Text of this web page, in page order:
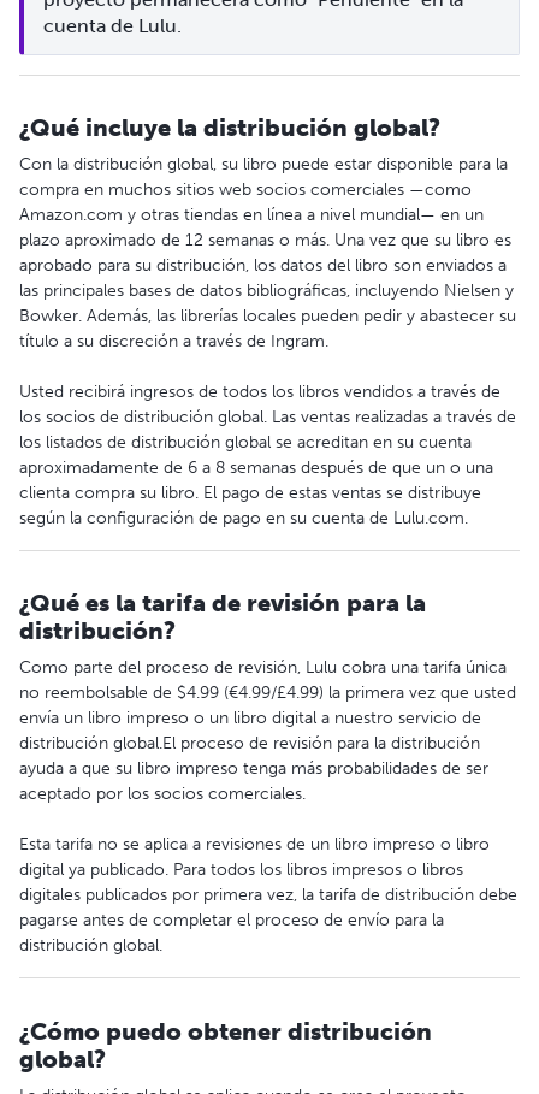
cuenta de Lulu.
¿Qué incluye la distribución global?
Con la distribución global, su libro puede estar disponible para la
compra en muchos sitios web socios comerciales —como
Amazon.com y otras tiendas en línea a nivel mundial— en un
plazo aproximado de 12 semanas o más. Una vez que su libro es
aprobado para su distribución, los datos del libro son enviados a
las principales bases de datos bibliográficas, incluyendo Nielsen y
Bowker. Además, las librerías locales pueden pedir y abastecer su
título a su discreción a través de Ingram.
Usted recibirá ingresos de todos los libros vendidos a través de
los socios de distribución global. Las ventas realizadas a través de
los listados de distribución global se acreditan en su cuenta
aproximadamente de 6 a 8 semanas después de que un o una
clienta compra su libro. El pago de estas ventas se distribuye
según la configuración de pago en su cuenta de Lulu.com.
¿Qué es la tarifa de revisión para la
distribución?
Como parte del proceso de revisión, Lulu cobra una tarifa única
no reembolsable de $4.99 (€4.99/£4.99) la primera vez que usted
envía un libro impreso o un libro digital a nuestro servicio de
distribución global.El proceso de revisión para la distribución
ayuda a que su libro impreso tenga más probabilidades de ser
aceptado por los socios comerciales.
Esta tarifa no se aplica a revisiones de un libro impreso o libro
digital ya publicado. Para todos los libros impresos o libros
digitales publicados por primera vez, la tarifa de distribución debe
pagarse antes de completar el proceso de envío para la
distribución global.
¿Cómo puedo obtener distribución
global?